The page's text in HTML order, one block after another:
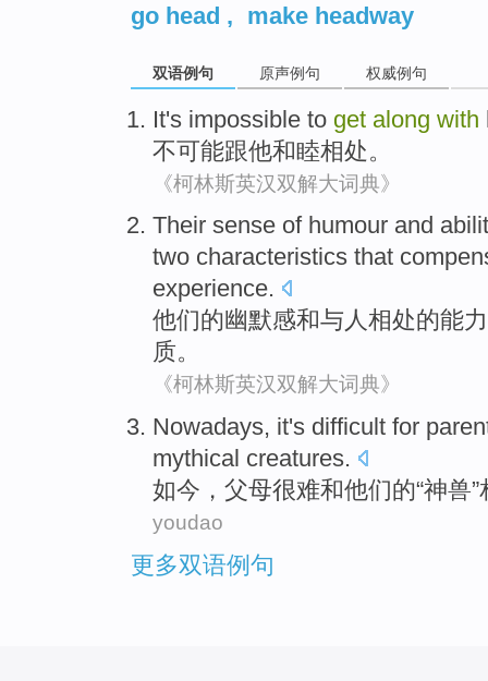
go head , make headway
双语例句 原声例句 权威例句
It's impossible to get along with
不可能跟他和睦相处。
《柯林斯英汉双解大词典》
Their sense of humour and
two characteristics that
experience.
他们的 幽默感和与人相处的能力
质。
《柯林斯英汉双解大词典》
Nowadays, it's difficult for
mythical creatures.
如今，父母很难和他们的“神兽”
youdao
更多双语例句